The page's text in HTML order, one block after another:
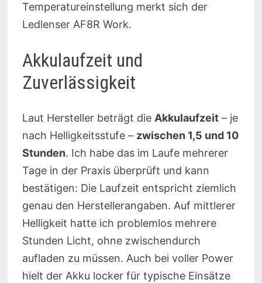
Temperatureinstellung merkt sich der
Ledlenser AF8R Work.
Akkulaufzeit und
Zuverlässigkeit
Laut Hersteller beträgt die Akkulaufzeit– je
nach Helligkeitsstufe – zwischen 1,5 und 10
Stunden. Ich habe das im Laufe mehrerer
Tage in der Praxis überprüft und kann
bestätigen: Die Laufzeit entspricht ziemlich
genau den Herstellerangaben. Auf mittlerer
Helligkeit hatte ich problemlos mehrere
Stunden Licht, ohne zwischendurch
aufladen zu müssen. Auch bei voller Power
hielt der Akku locker für typische Einsätze